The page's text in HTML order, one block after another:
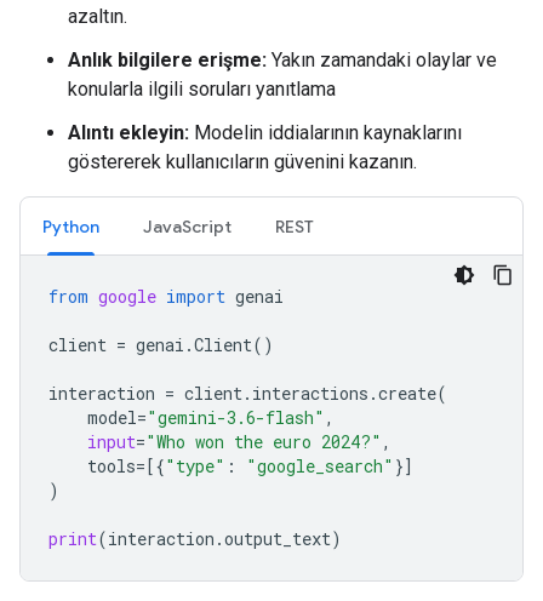
azaltın.
Anlık bilgilere erişme: Yakın zamandaki olaylar ve
konularla ilgili soruları yanıtlama
Alıntı ekleyin: Modelin iddialarının kaynaklarını
göstererek kullanıcıların güvenini kazanın.
Python JavaScript REST
from google import genai
client = genai .Client()
interaction = client. interactions .create(
model="gemini-3.6-flash" ,
input="Who won the euro 2024?" ,
tools=[{"type" : "google_search" }]
)
print(interaction .output_text)